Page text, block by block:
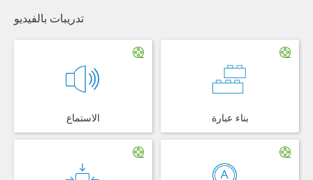
تدريبات بالفيديو
الاستماع بناء عبارة